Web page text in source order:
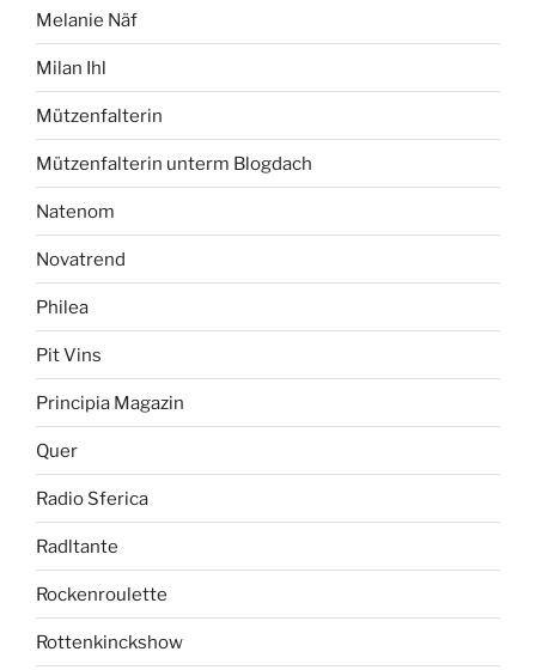
Melanie Näf
Milan Ihl
Mützenfalterin
Mützenfalterin unterm Blogdach
Natenom
Novatrend
Philea
Pit Vins
Principia Magazin
Quer
Radio Sferica
Radltante
Rockenroulette
Rottenkinckshow